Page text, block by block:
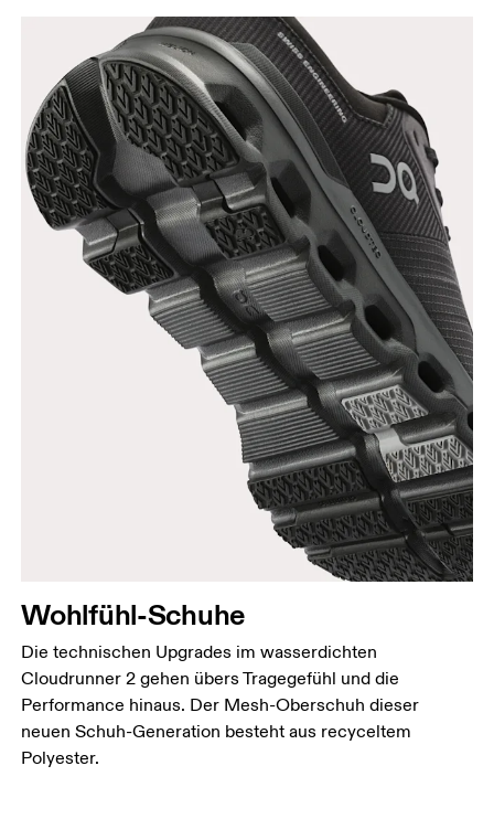
Wohlfühl-Schuhe
Die technischen Upgrades im wasserdichten
Cloudrunner 2 gehen übers Tragegefühl und die
Performance hinaus. Der Mesh-Oberschuh dieser
neuen Schuh-Generation besteht aus recyceltem
Polyester.